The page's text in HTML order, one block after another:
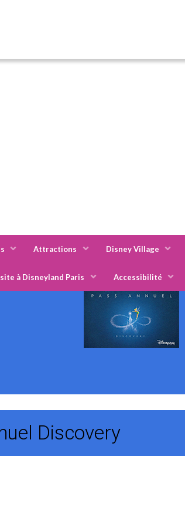
Attractions Disney Village
à Disneyland Paris Accessibilité
Discovery Jours de restriction : Pass
Discovery